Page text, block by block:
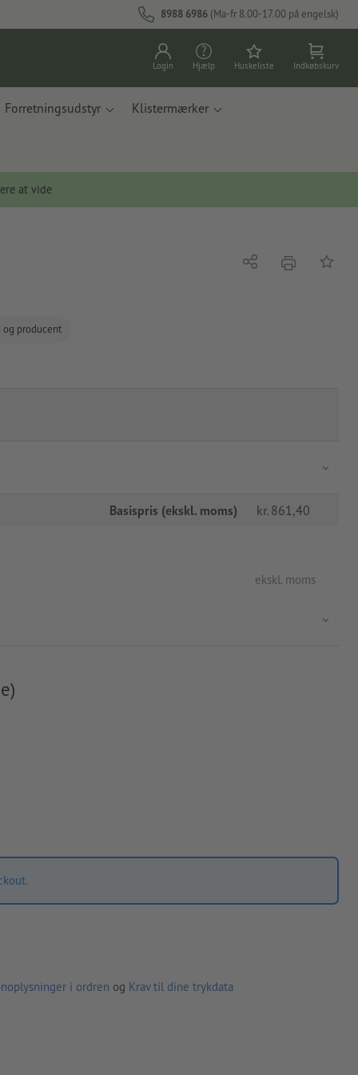
8988 6986 (Ma-fr 8.00-17.00 på engelsk)
Login Hjælp Huskeliste Indkøbskurv
Forretningsudstyr Klistermærker
at vide
og producent
Del tryk Tilføj
Basispris (ekskl. moms) kr. 861,40
ekskl. moms
i ordren og Krav til dine trykdata